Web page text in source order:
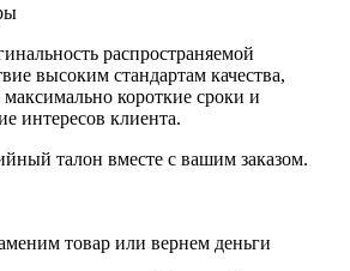
распространяемой
высоким стандартам качества,
максимально короткие сроки и
интересов клиента.
талон вместе с вашим заказом.
товар или вернем деньги